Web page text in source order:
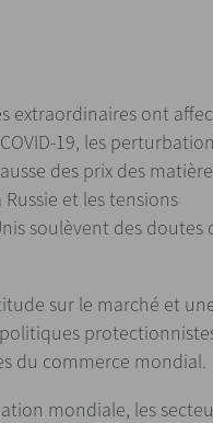
extraordinaires ont
19, les
des prix des
et les tensions
soulèvent des doutes
sur le marché et
du commerce mondial.
mondiale, les